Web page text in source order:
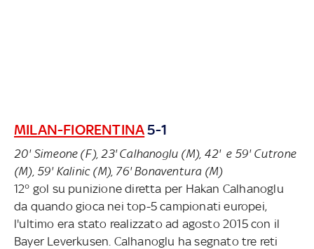
MILAN-FIORENTINA5-1
20' Simeone (F), 23' Calhanoglu (M), 42' e 59' Cutrone
(M), 59' Kalinic (M), 76' Bonaventura (M)
12° gol su punizione diretta per Hakan Calhanoglu
da quando gioca nei top-5 campionati europei,
l'ultimo era stato realizzato ad agosto 2015 con il
Bayer Leverkusen. Calhanoglu ha segnato tre reti